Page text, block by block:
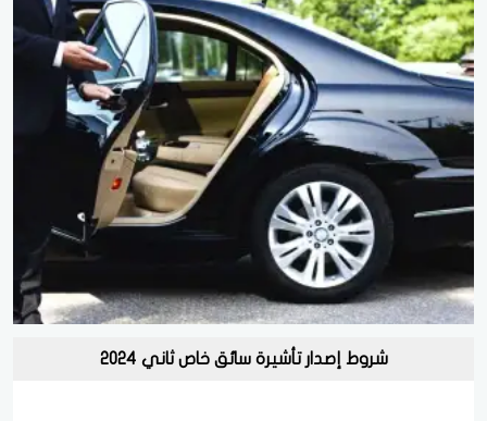
شروط إصدار تأشيرة سائق خاص ثاني 2024